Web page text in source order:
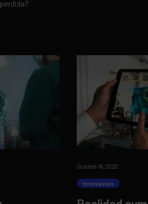
Octubre 19, 2022
Innovación